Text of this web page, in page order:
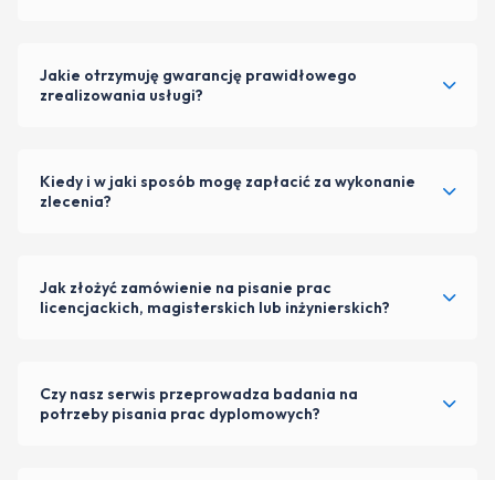
Jakie otrzymuję gwarancję prawidłowego
zrealizowania usługi?
Kiedy i w jaki sposób mogę zapłacić za wykonanie
zlecenia?
Jak złożyć zamówienie na pisanie prac
licencjackich, magisterskich lub inżynierskich?
Czy nasz serwis przeprowadza badania na
potrzeby pisania prac dyplomowych?